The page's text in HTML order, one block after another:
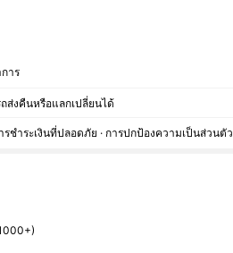
าร
งคืนหรือแลกเปลี่ยนได้
รชำระเงินที่ปลอดภัย · การปกป้องความเป็นส่วนตัว